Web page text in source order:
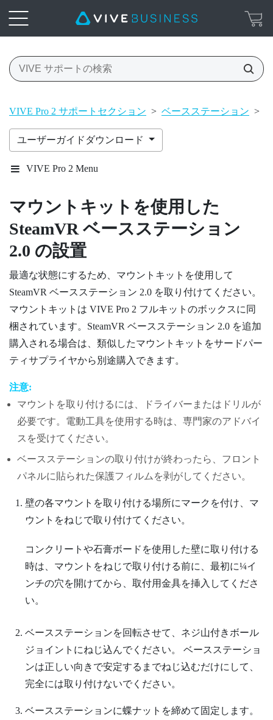
VIVE Pro 2 サポートセクション > ベースステーション >
ユーザーガイドダウンロード
VIVE Pro 2 Menu
マウントキットを使用した
SteamVR ベースステーション
2.0 の設置
最適な状態にするため、マウントキットを使用して
SteamVR ベースステーション 2.0 を取り付けてください。
マウントキットは VIVE Pro 2 フルキットのボックスに同
梱されています。 SteamVR ベースステーション 2.0 を追加
購入される場合は、類似したマウントキットをサードパー
ティサプライヤから別途購入できます。
注意:
マウントを取り付けるには、ドライバーまたはドリルが
必要です。電動工具を使用する時は、専門家のアドバイ
スを受けてください。
ベースステーションの取り付けが終わったら、フロント
パネルに貼られた保護フィルムを剥がしてください。
壁の各マウントを取り付ける場所にマークを付け、マ
ウントをねじで取り付けてください。
コンクリートや石膏ボードを使用した壁に取り付ける
時は、マウントをねじで取り付ける前に、最初に¼イ
ンチの穴を開けてから、取付用金具を挿入してくださ
い。
ベースステーションを回転させて、ネジ山付きボール
ジョイントにねじ込んでください。 ベースステーショ
ンは正しい向きで安定するまでねじ込むだけにして、
完全には取り付けないでください。
ベースステーションに蝶ナットを締めて固定します。